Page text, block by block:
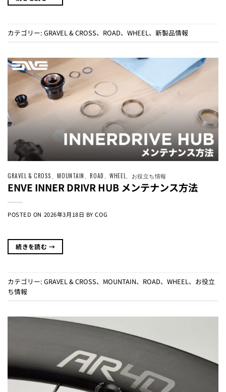
カテゴリー: GRAVEL & CROSS、 ROAD、 WHEEL 、 新製品情報
GRAVEL & CROSS 、MOUNTAIN 、ROAD 、WHEEL お役立ち情報
ENVE INNER DRIVR HUB メンテナンス方法
POSTED ON 2026年3月18日 BYCOG
続きを読む →
カテゴリー: GRAVEL & CROSS、 MOUNTAIN、 ROAD、 WHEEL 、 お役立
ち情報